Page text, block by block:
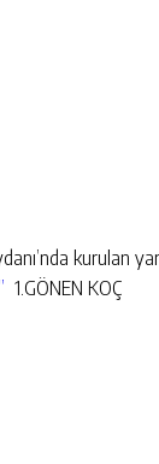
kurulan
1.GÖNEN KOÇ